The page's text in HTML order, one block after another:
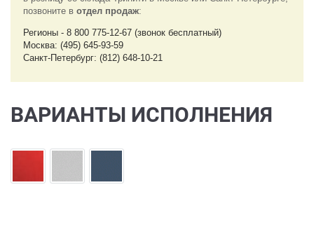
позвоните в отдел продаж:
Регионы - 8 800 775-12-67 (звонок бесплатный)
Москва: (495) 645-93-59
Санкт-Петербург: (812) 648-10-21
ВАРИАНТЫ ИСПОЛНЕНИЯ